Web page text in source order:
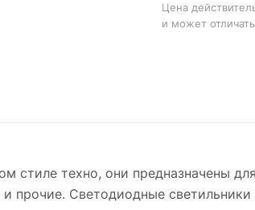
Цена
и может
стиле техно, они предназначены
прочие. Светодиодные